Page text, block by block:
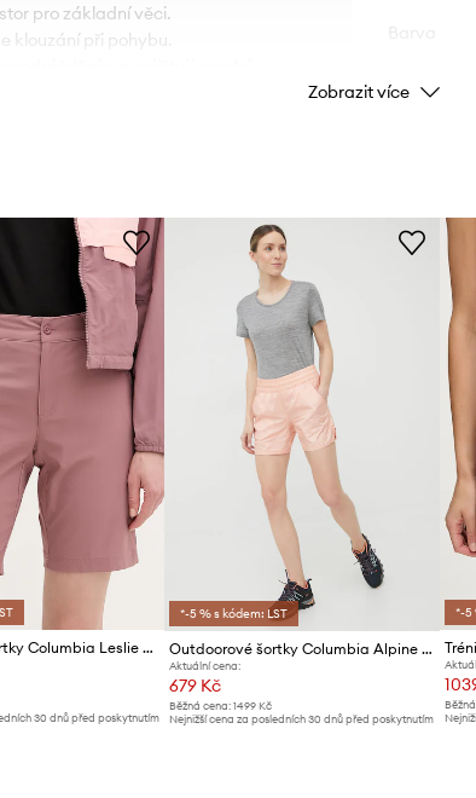
pro základní věci.
klouzání při pohybu.
Značka
ID produktu
Zobrazit více
Outdoorové šortky Columbia Leslie Falls
30 dnů před poskytnutím
*-5 % s kódem: LST
Outdoorové šortky Columbia Alpine Chill
Aktuální cena:
679 Kč
Běžná cena: 1499 Kč
Nejnižší cena za posledních 30 dnů před poskytnutím
*-5